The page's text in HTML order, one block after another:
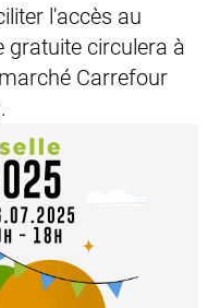
l'accès au
gratuite circulera à
Carrefour